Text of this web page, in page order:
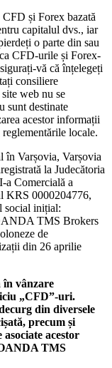
și Forex bazată
capitalul dvs., iar
o parte din sau
CFD-urile și Forex-
vă că înțelegeți
consiliere
web nu se
sunt destinate
acestor informații
locale.
Varșovia, Varșovia
la Judecătoria
a Comercială a
KRS 0000204776,
social inițial:
TMS Brokers
de
din 26 aprilie
în vânzare
„CFD”-uri.
din diversele
precum și
acestor
TMS